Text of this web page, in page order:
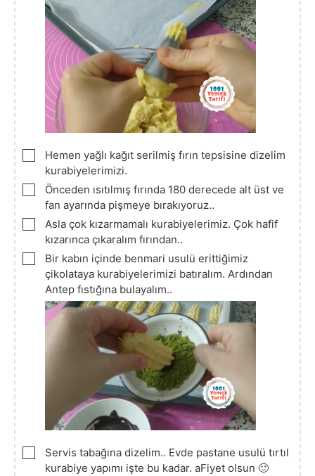
▢
Hemen yağlı kağıt serilmiş fırın tepsisine dizelim
kurabiyelerimizi.
▢
Önceden ısıtılmış fırında 180 derecede alt üst ve
fan ayarında pişmeye bırakıyoruz..
▢
Asla çok kızarmamalı kurabiyelerimiz. Çok hafif
kızarınca çıkaralım fırından..
▢
Bir kabın içinde benmari usulü erittiğimiz
çikolataya kurabiyelerimizi batıralım. Ardından
Antep fıstığına bulayalım..
▢
Servis tabağına dizelim.. Evde pastane usulü tırtıl
kurabiye yapımı işte bu kadar. aFiyet olsun 🙂